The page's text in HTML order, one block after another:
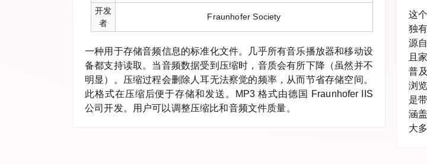
开发
者
Fraunhofer Society
一种用于存储音频信息的标准化文件。几乎所有音乐播放器和移动设
备都支持读取。当音频数据受到压缩时，音质会有所下降（虽然并不
明显）。压缩过程会删除人耳无法察觉的频率，从而节省存储空间。
此格式在压缩后便于存储和发送。MP3 格式由德国 Fraunhofer IIS
公司开发。用户可以调整压缩比和音频文件质量。
这
独
源
且
普
浏
是
涵
大